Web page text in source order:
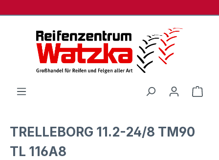
TRELLEBORG 11.2-24/8 TM90
TL 116A8